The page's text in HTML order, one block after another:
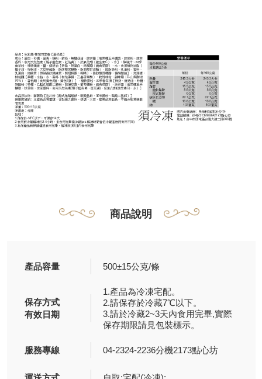
商品說明
產品容量 500±15公克/條
保存方式
有效日期
1.產品為冷凍宅配。
2.請保存於冷藏7℃以下。
3.請於冷藏2~3天內食用完畢,實際
保存期限請見包裝標示。
服務專線 04-2324-2236分機2173點心坊